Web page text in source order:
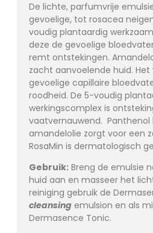
De lichte, parfumvrije
gevoelige, tot rosacea
voudig plantaardig
deze de gevoelige
remt ontstekingen.
zacht aanvoelende huid.
gevoelige capillaire
roodheid. De 5-voudig
werkingscomplex is
vaatvernauwend. Panthenol
amandelolie zorgt voor een
RosaMin is dermatologisch
Gebruik: Breng de emulsie
huid aan en masseer het
reiniging gebruik de
cleansing emulsion en als
Dermasence Tonic.